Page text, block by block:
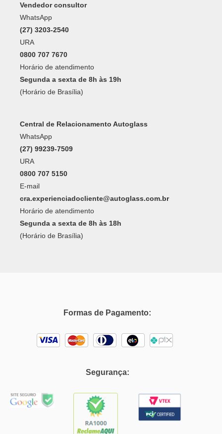
Vendedor consultor
WhatsApp
(27) 3203-2540
URA
0800 707 7670
Horário de atendimento
Segunda a sexta de 8h às 19h
(Horário de Brasília)
Central de Relacionamento Autoglass
WhatsApp
(27) 99239-7509
URA
0800 707 5150
E-mail
cra.experienciadocliente@autoglass.com.br
Horário de atendimento
Segunda a sexta de 8h às 18h
(Horário de Brasília)
Formas de Pagamento:
Segurança: